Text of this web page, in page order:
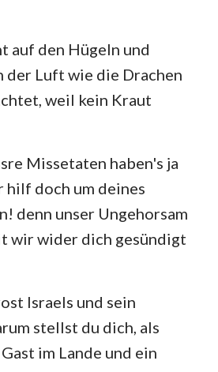
auf den Hügeln und
der Luft wie die Drachen
weil kein Kraut
Missetaten haben's ja
hilf doch um deines
denn unser Ungehorsam
wir wider dich gesündigt
Israels und sein
stellst du dich, als
im Lande und ein